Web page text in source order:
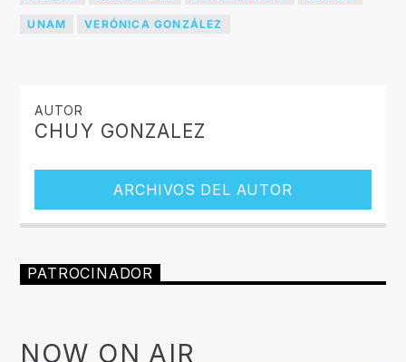
UNAM VERÓNICA GONZÁLEZ
AUTOR
CHUY GONZALEZ
ARCHIVOS DEL AUTOR
PATROCINADOR
NOW ON AIR